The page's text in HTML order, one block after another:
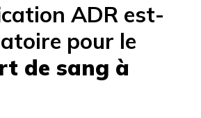
ADR est-
pour le
de sang à